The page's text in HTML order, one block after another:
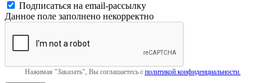
Подписаться на email-рассылку
Данное поле заполнено некорректно
Нажимая "Заказать", Вы соглашаетесь с политикой конфиденциальности.